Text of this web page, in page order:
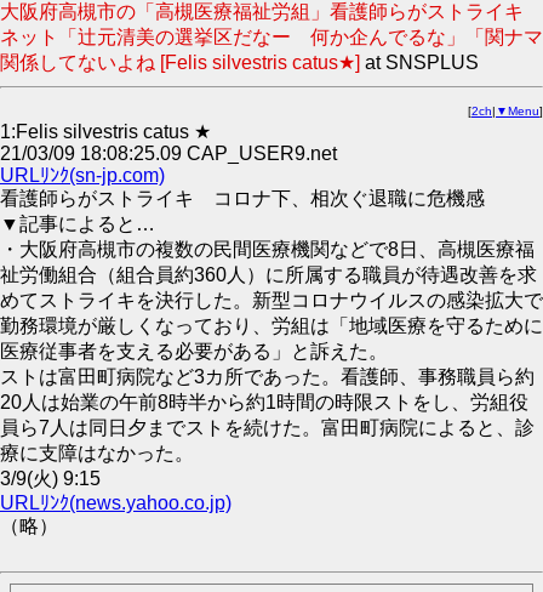
大阪府高槻市の「高槻医療福祉労組」看護師らがストライキ
ネット「辻元清美の選挙区だなー 何か企んでるな」「関ナマ
関係してないよね [Felis silvestris catus★] at SNSPLUS
[2ch| ▼Menu]
1:Felis silvestris catus ★
21/03/09 18:08:25.09 CAP_USER9.net
URLﾘﾝｸ(sn-jp.com)
看護師らがストライキ コロナ下、相次ぐ退職に危機感
▼記事によると…
・大阪府高槻市の複数の民間医療機関などで8日、高槻医療福
祉労働組合（組合員約360人）に所属する職員が待遇改善を求
めてストライキを決行した。新型コロナウイルスの感染拡大で
勤務環境が厳しくなっており、労組は「地域医療を守るために
医療従事者を支える必要がある」と訴えた。
ストは富田町病院など3カ所であった。看護師、事務職員ら約
20人は始業の午前8時半から約1時間の時限ストをし、労組役
員ら7人は同日夕までストを続けた。富田町病院によると、診
療に支障はなかった。
3/9(火) 9:15
URLﾘﾝｸ(news.yahoo.co.jp)
（略）